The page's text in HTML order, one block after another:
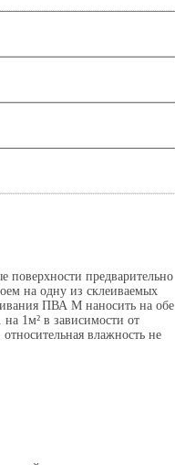
предварительно
на одну из склеиваемых
ПВА М наносить на обе
1м² в зависимости от
влажность не